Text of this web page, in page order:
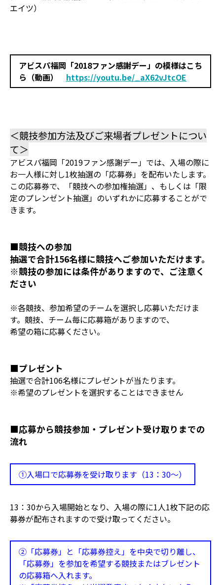
エイツ）
アビスパ福岡「2018ファン感謝デー」の模様はこち
ら（動画） https://youtu.be/_aX62vJtcOE
＜競技参加方法及びご来場者プレゼントについ
て＞
アビスパ福岡「2019ファン感謝デー」では、入場の際に
お一人様に対し1枚抽選の「応募券」を配布いたします。
この応募券で、「競技への参加権抽選」、もしくは「限
定のプレンゼント抽選」のいずれかに応募することがで
きます。
■競技への参加
抽選で合計156名様に競技へご参加いただけます。
※競技の参加には条件がありますので、ご注意く
ださい
※各競技、参加希望のチームを選択し応募いただけま
す。競技、チーム毎に応募箱がありますので、
希望の箱に応募ください。
■プレゼント
抽選で合計106名様にプレゼントが当たります。
※希望のプレゼントを選択することはできません
■応募から競技参加・プレゼント受け取りまでの
流れ
①入場口で応募券を受け取ります（13：30～）
13：30から入場開始となり、入場の際に1人1枚下記の応
募券が配布されますので受け取ってください。
②「応募券」と「応募券控え」を中央で切り離し、
「応募券」を参加を希望する競技またはブレゼント
の応募箱へ入れます。